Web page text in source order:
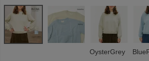
OysterGrey